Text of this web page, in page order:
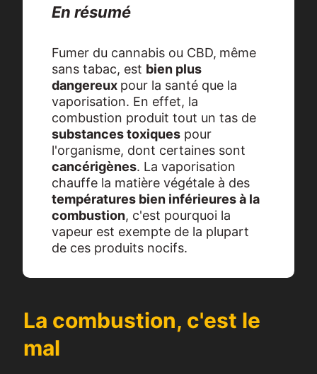
En résumé
Fumer du cannabis ou CBD, même
sans tabac, est bien plus
dangereux pour la santé que la
vaporisation. En effet, la
combustion produit tout un tas de
substances toxiques pour
l'organisme, dont certaines sont
cancérigènes. La vaporisation
chauffe la matière végétale à des
températures bien inférieures à la
combustion, c'est pourquoi la
vapeur est exempte de la plupart
de ces produits nocifs.
La combustion, c'est le
mal